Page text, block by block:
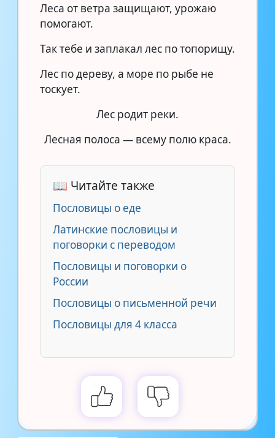
Леса от ветра защищают, урожаю
помогают.
Так тебе и заплакал лес по топорищу.
Лес по дереву, а море по рыбе не
тоскует.
Лес родит реки.
Лесная полоса — всему полю краса.
📖 Читайте также
Пословицы о еде
Латинские пословицы и
поговорки с переводом
Пословицы и поговорки о
России
Пословицы о письменной речи
Пословицы для 4 класса